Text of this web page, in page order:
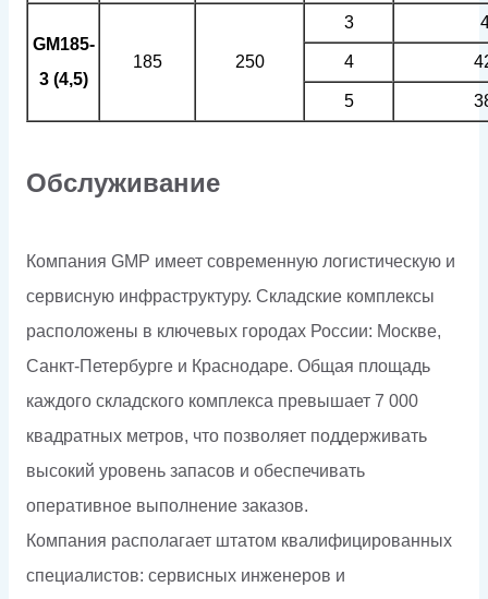
GM185-
3 (4,5)
185 250
3
4
5
Обслуживание
Компания GMP имеет современную логистическую и
сервисную инфраструктуру. Складские комплексы
расположены в ключевых городах России: Москве,
Санкт-Петербурге и Краснодаре. Общая площадь
каждого складского комплекса превышает 7 000
квадратных метров, что позволяет поддерживать
высокий уровень запасов и обеспечивать
оперативное выполнение заказов.
Компания располагает штатом квалифицированных
специалистов: сервисных инженеров и